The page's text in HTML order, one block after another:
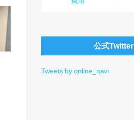
公式Twitter
Tweets by online_navi